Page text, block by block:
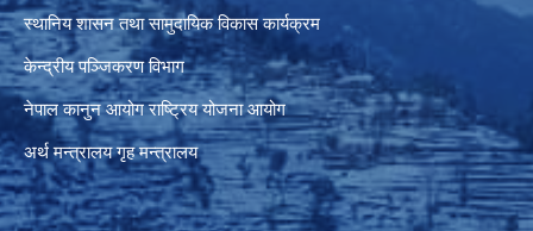
स्थानिय शासन तथा सामुदायिक विकास कार्यक्रम
केन्द्रीय पञ्जिकरण विभाग
नेपाल कानुन आयोग राष्ट्रिय योजना आयोग
अर्थ मन्त्रालय गृह मन्त्रालय